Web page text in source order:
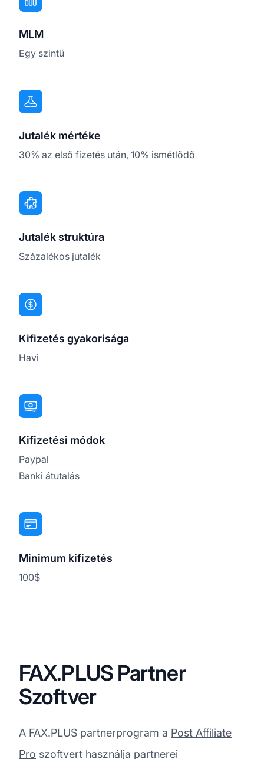
MLM
Egy szintű
Jutalék mértéke
30% az első fizetés után, 10% ismétlődő
Jutalék struktúra
Százalékos jutalék
Kifizetés gyakorisága
Havi
Kifizetési módok
Paypal
Banki átutalás
Minimum kifizetés
100$
FAX.PLUS Partner
Szoftver
A FAX.PLUS partnerprogram a Post Affiliate
Pro szoftvert használja partnerei